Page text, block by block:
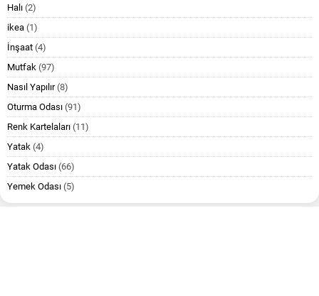
Halı (2)
ikea (1)
İnşaat (4)
Mutfak (97)
Nasıl Yapılır(8)
Oturma Odası (91)
Renk Kartelaları (11)
Yatak (4)
Yatak Odası (66)
Yemek Odası (5)